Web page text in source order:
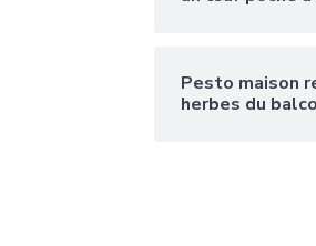
Pesto maison
herbes du